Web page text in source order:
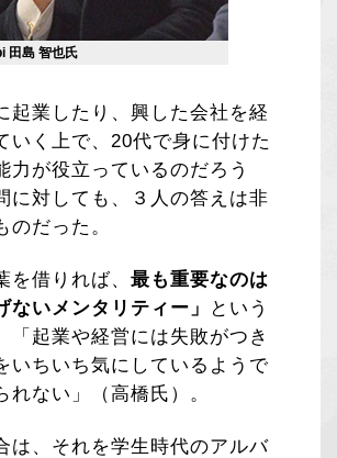
田島 智也氏
起業したり、興した会社を経
いく上で、20代で身に付けた
力が役立っているのだろう
に対しても、３人の答えは非
のだった。
を借りれば、最も重要なのは
ないメンタリティー」
という
「起業や経営には失敗がつき
いちいち気にしているようで
れない」（高橋氏）。
は、それを学生時代のアルバ